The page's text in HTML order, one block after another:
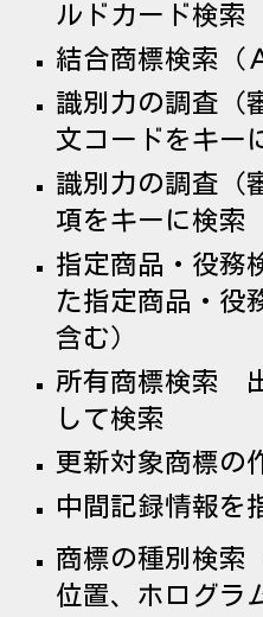
ルドカード検索
結合商標検索（
識別力の調査
文コードをキー
識別力の調査
項をキーに検索
指定商品・役
た指定商品・役
含む）
所有商標検索
して検索
更新対象商標の
中間記録情報を
商標の種別検索
位置、ホログラ